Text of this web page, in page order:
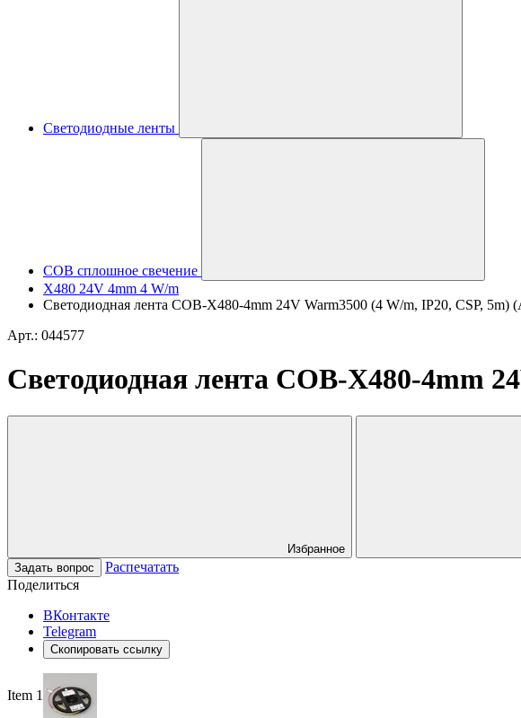
Светодиодные ленты
COB сплошное свечение
X480 24V 4mm 4 W/m
Светодиодная лента COB-X480-4mm 24V Warm3500 (4 W/m, IP20, CSP, 5m)
Арт.: 044577
Светодиодная лента COB-X480-4mm
Избранное
Задать вопрос
Распечатать
Поделиться
ВКонтакте
Telegram
Скопировать ссылку
Item 1 of 3